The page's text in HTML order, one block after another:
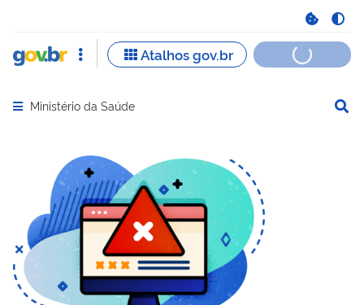
Abrir menu principal de navegação
Ministério da Saúde